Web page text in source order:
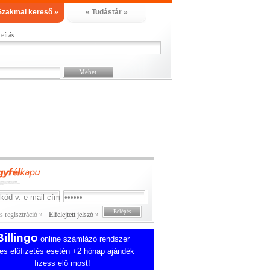
kereső » « Tudástár »
regisztráció » Elfelejtett jelszó »
online számlázó rendszer
előfizetés esetén +2 hónap ajándék
fizess elő most!